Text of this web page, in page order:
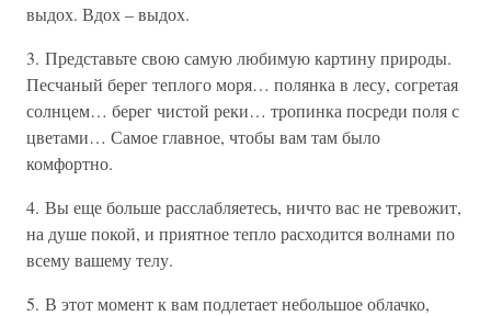
выдох. Вдох – выдох.
3. Представьте свою самую любимую картину природы.
Песчаный берег теплого моря… полянка в лесу, согретая
солнцем… берег чистой реки… тропинка посреди поля с
цветами… Самое главное, чтобы вам там было
комфортно.
4. Вы еще больше расслабляетесь, ничто вас не тревожит,
на душе покой, и приятное тепло расходится волнами по
всему вашему телу.
5. В этот момент к вам подлетает небольшое облачко,